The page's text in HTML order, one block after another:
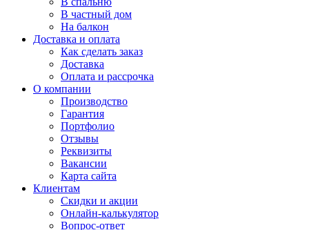
В частный дом
На балкон
Доставка и оплата
Как сделать заказ
Доставка
Оплата и рассрочка
О компании
Производство
Гарантия
Портфолио
Отзывы
Реквизиты
Вакансии
Карта сайта
Клиентам
Скидки и акции
Онлайн-калькулятор
Вопрос-ответ